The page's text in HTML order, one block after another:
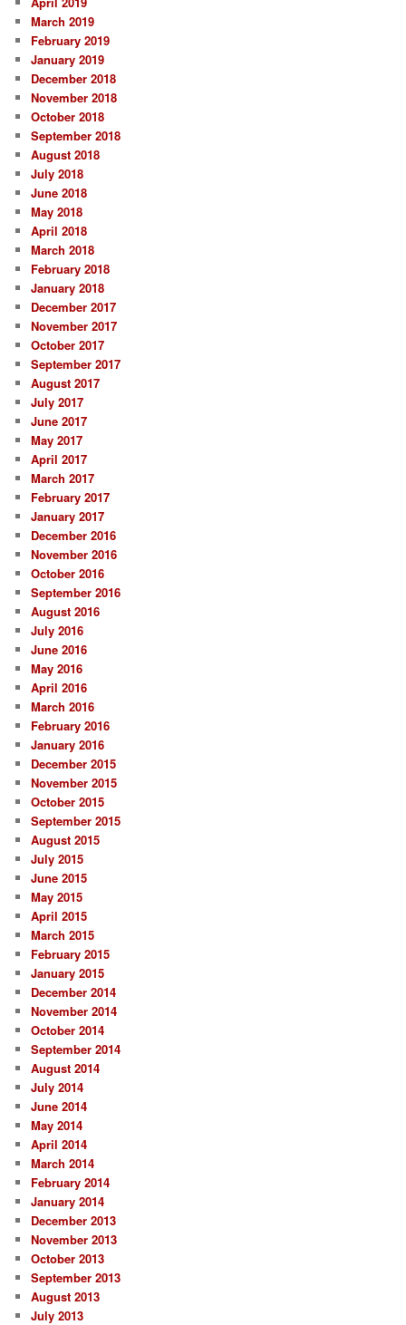
March 2019
February 2019
January 2019
December 2018
November 2018
October 2018
September 2018
August 2018
July 2018
June 2018
May 2018
April 2018
March 2018
February 2018
January 2018
December 2017
November 2017
October 2017
September 2017
August 2017
July 2017
June 2017
May 2017
April 2017
March 2017
February 2017
January 2017
December 2016
November 2016
October 2016
September 2016
August 2016
July 2016
June 2016
May 2016
April 2016
March 2016
February 2016
January 2016
December 2015
November 2015
October 2015
September 2015
August 2015
July 2015
June 2015
May 2015
April 2015
March 2015
February 2015
January 2015
December 2014
November 2014
October 2014
September 2014
August 2014
July 2014
June 2014
May 2014
April 2014
March 2014
February 2014
January 2014
December 2013
November 2013
October 2013
September 2013
August 2013
July 2013